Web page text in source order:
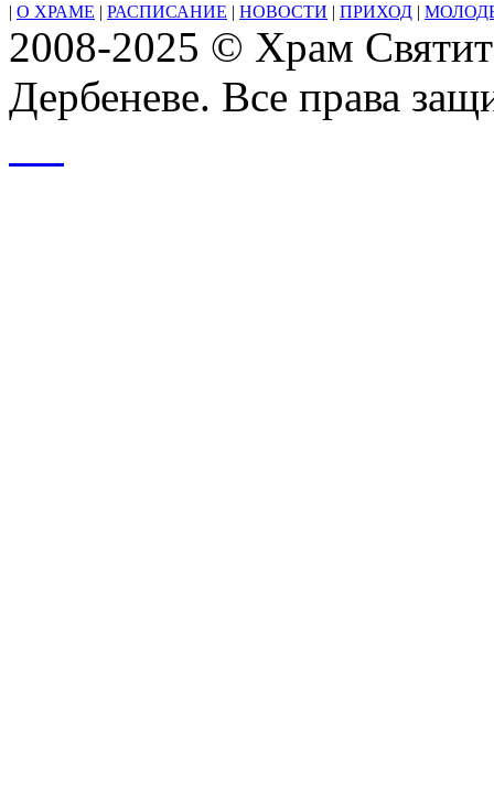
Агриппи́ны
Римляныни
(253–
260)
Собор
Владимирских
| О ХРАМЕ | РАСПИСАНИЕ | НОВОСТИ | ПРИХОД |
2008-2025 © Храм
Дербеневе. Все права